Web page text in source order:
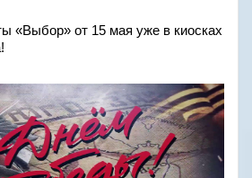
«Выбор» от 15 мая уже в киосках